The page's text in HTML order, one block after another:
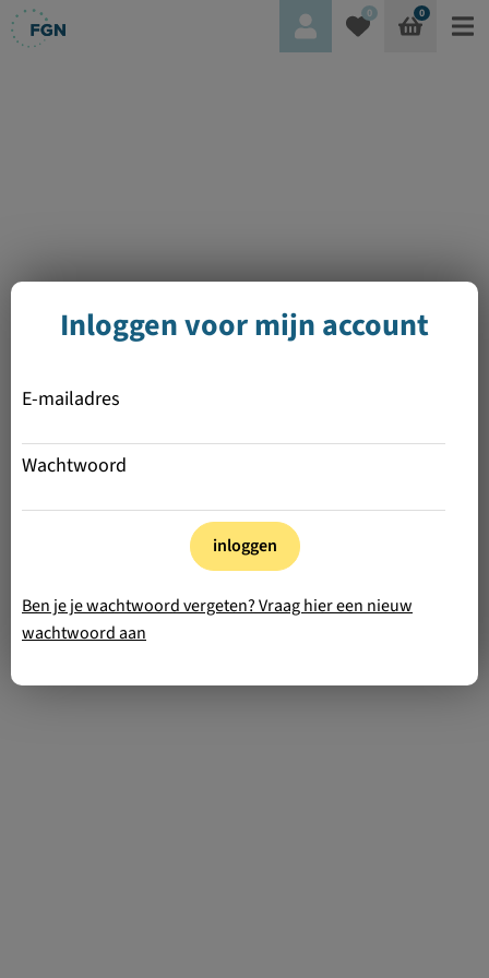
0 0
Inloggen voor mijn account
E-mailadres
Wachtwoord
inloggen
Ben je je wachtwoord vergeten? Vraag hier een nieuw
wachtwoord aan